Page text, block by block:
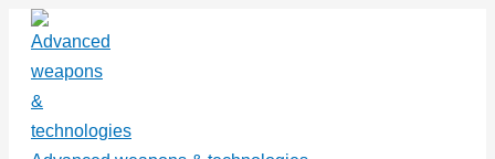
Перейти
содержимому